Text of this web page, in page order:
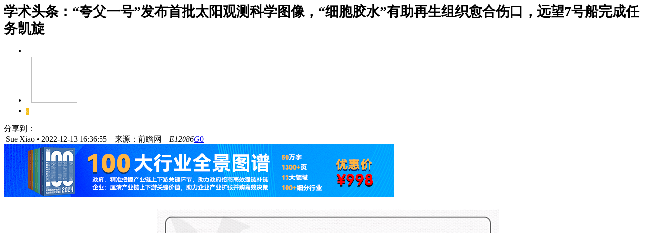
学术头条：“夸父一号”发布首批太阳观测科学图像，“细胞胶水”有助再生组织愈合伤口，远望7号船完成任
务凯旋
c
分享到：
Sue Xiao • 2022-12-13 16:36:55 来源：前瞻网 E12086G0